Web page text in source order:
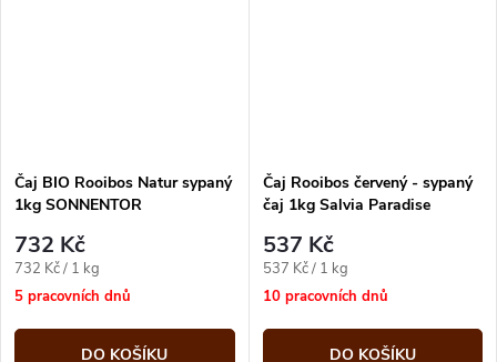
Čaj BIO Rooibos Natur sypaný
1kg SONNENTOR
732 Kč
Měrná
cena:
732 Kč / 1 kg
5 pracovních dnů
DO KOŠÍKU
Čaj Rooibos červený - sypaný
čaj 1kg Salvia Paradise
537 Kč
Měrná
cena:
537 Kč / 1 kg
10 pracovních dnů
DO KOŠÍKU